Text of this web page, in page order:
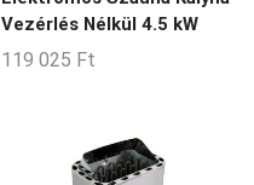
Vezérlés Nélkül 4.5 kW
119 025 Ft